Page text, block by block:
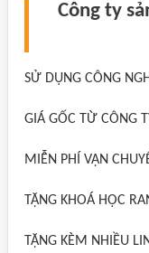
Công ty
SỬ DỤNG CÔNG
GIÁ GỐC TỪ CÔNG
MIỄN PHÍ VẬN
TẶNG KHOÁ HỌC
TẶNG KÈM NHIỀU